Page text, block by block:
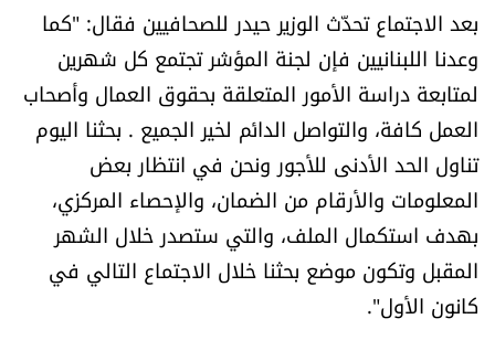
فصل من كتاب
اقرأ تضحك
كاميرا
سجالات
صحّة وصحن
بعد الاجتماع تحدّث الوزير حيدر للصحافيين فقال: "كما
وعدنا اللبنانيين فإن لجنة المؤشر تجتمع كل شهرين
لمتابعة دراسة الأمور المتعلقة بحقوق العمال وأصحاب
العمل كافة، والتواصل الدائم لخير الجميع . بحثنا اليوم
تناول الحد الأدنى للأجور ونحن في انتظار بعض
المعلومات والأرقام من الضمان، والإحصاء المركزي،
بهدف استكمال الملف، والتي ستصدر خلال الشهر
المقبل وتكون موضع بحثنا خلال الاجتماع التالي في
كانون الأول".